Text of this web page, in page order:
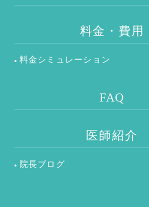
料金・費用
料金シミュレーション
FAQ
医師紹介
院長ブログ